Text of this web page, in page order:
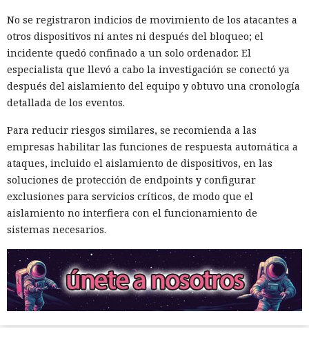
No se registraron indicios de movimiento de los atacantes a
otros dispositivos ni antes ni después del bloqueo; el
incidente quedó confinado a un solo ordenador. El
especialista que llevó a cabo la investigación se conectó ya
después del aislamiento del equipo y obtuvo una cronología
detallada de los eventos.
Para reducir riesgos similares, se recomienda a las
empresas habilitar las funciones de respuesta automática a
ataques, incluido el aislamiento de dispositivos, en las
soluciones de protección de endpoints y configurar
exclusiones para servicios críticos, de modo que el
aislamiento no interfiera con el funcionamiento de
sistemas necesarios.